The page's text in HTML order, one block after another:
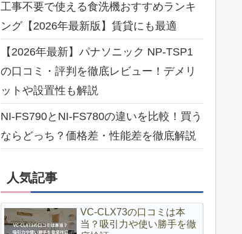
工事不要で使える食洗機おすすめランキ
ング【2026年最新版】賃貸にも最適
【2026年最新】パナソニック NP-TSP1
の口コミ・評判を徹底レビュー！デメリ
ットや設置性も解説
NI-FS790とNI-FS780の違いを比較！買う
ならどっち？価格差・性能差を徹底解説
人気記事
VC-CLX73の口コミは本
当？吸引力や使い勝手を徹